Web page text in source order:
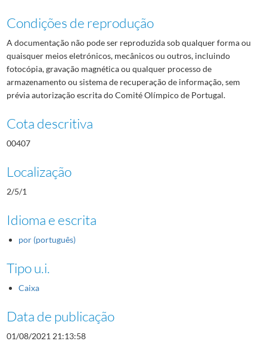
Condições de reprodução
A documentação não pode ser reproduzida sob qualquer forma ou
quaisquer meios eletrónicos, mecânicos ou outros, incluindo
fotocópia, gravação magnética ou qualquer processo de
armazenamento ou sistema de recuperação de informação, sem
prévia autorização escrita do Comité Olímpico de Portugal.
Cota descritiva
00407
Localização
2/5/1
Idioma e escrita
por (português)
Tipo u.i.
Caixa
Data de publicação
01/08/2021 21:13:58